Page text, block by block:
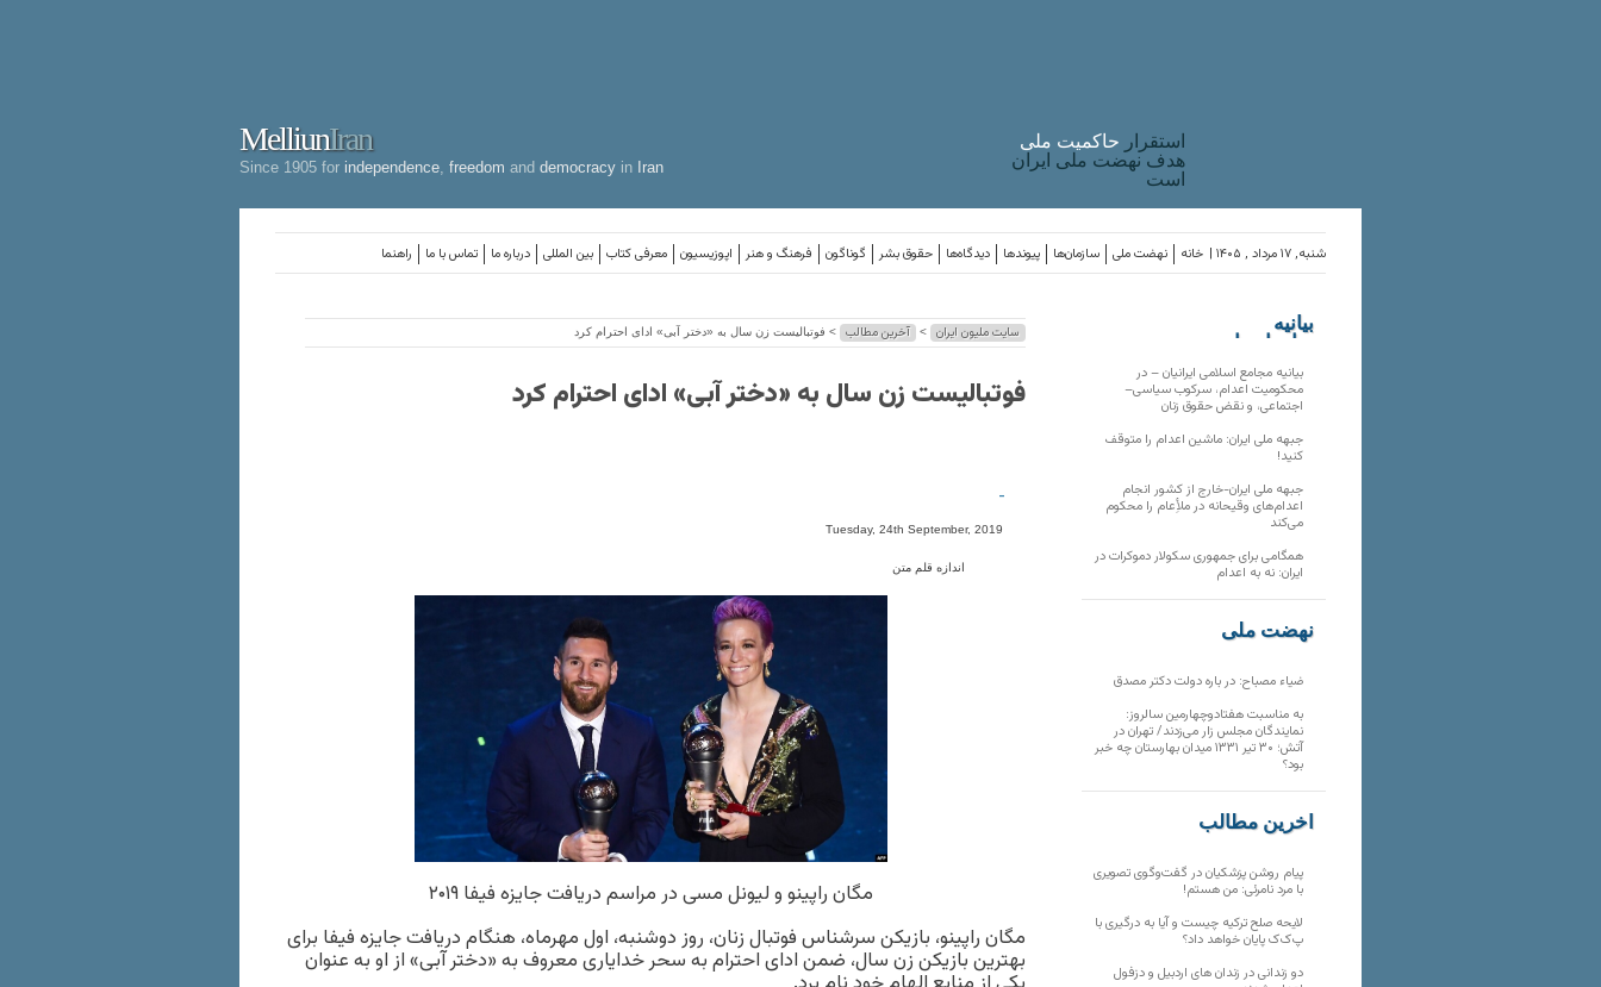
MelliunIran
Since 1905 for independence freedom and democracy in Iran
استقرار حاکميت ملی
هدف نهضت ملی ایران
است
راهنما تماس با ما درباره ما بین المللی معرفی کتاب اپوزیسیون فرهنگ و هنر گوناگون حقوق بشر دیدگاه‌ها پیوندها سازمان‌ها نهضت ملی خانه شنبه, ۱۷ مرداد , ۱۴۰۵ |
سایت ملیون ایران > آخرین مطالب > فوتبالیست زن سال به «دختر آبی» ادای احترام کرد
فوتبالیست زن سال به «دختر آبی» ادای احترام کرد
-
Tuesday, 24th September, 2019
اندازه قلم متن
مگان راپینو و لیونل مسی در مراسم دریافت جایزه فیفا ۲۰۱۹
مگان راپینو، بازیکن سرشناس فوتبال زنان، روز دوشنبه، اول مهرماه، هنگام دریافت جایزه فیفا برای
بهترین بازیکن زن سال، ضمن ادای احترام به سحر خدایاری معروف به «دختر آبی» از او به‌ عنوان
بیانیه
سازمان‌های
بیانیه مجامع اسلامی ایرانیان – در
محکومیت اعدام، سرکوب سیاسی–
اجتماعی، و نقض حقوق زنان
جبهه ملی ایران: ماشین اعدام را متوقف
کنید!
جبهه ملی ایران-خارج از کشور انجام
اعدام‌های وقیحانه در ملأِعام را محکوم
می‌کند
همگامی برای جمهوری سکولار دموکرات در
ایران: نه به اعدام
نهضت ملی
ضیاء مصباح: در باره دولت دکتر مصدق
به مناسبت هفتادوچهارمین سالروز:
نمایندگان مجلس زار می‌زدند/ تهران در
آتش؛ ۳۰ تیر ۱۳۳۱ میدان بهارستان چه خبر
بود؟
آخرین مطالب
پیام روشن پزشکیان در گفت‌و‌گوی تصویری
با مرد نامرئی: من هستم!
لایحه صلح ترکیه چیست و آیا به درگیری با
پ‌ک‌ک پایان خواهد داد؟
دو زندانی در زندان های اردبیل و دزفول